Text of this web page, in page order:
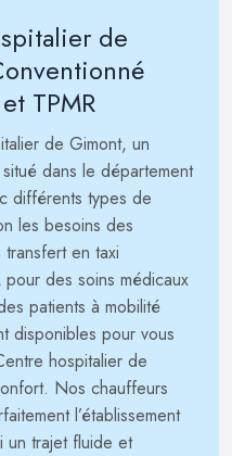
de
TPMR
de Gimont, un
dans le département
différents types de
les besoins des
en taxi
des soins médicaux
patients à mobilité
disponibles pour vous
hospitalier de
Nos chauffeurs
l’établissement
un trajet fluide et